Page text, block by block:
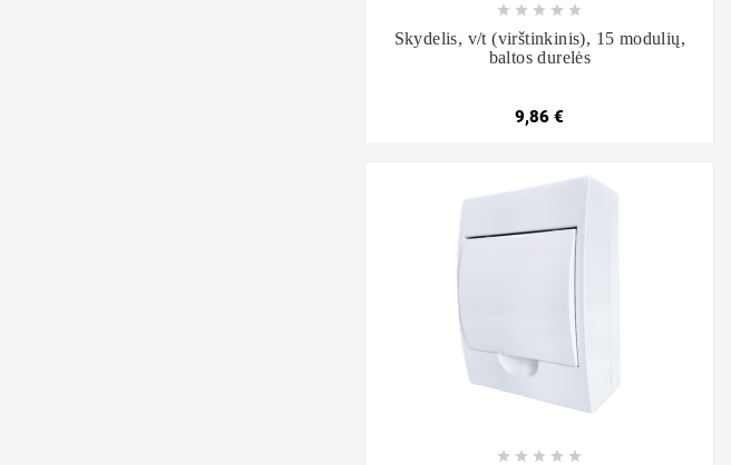
 
    
Skydelis, v/t (virštinkinis), 15 modulių,
baltos durelės
9,86 €
    